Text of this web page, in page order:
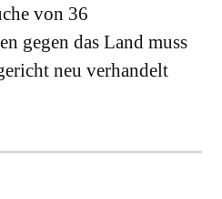
von 36
gegen das Land muss
neu verhandelt